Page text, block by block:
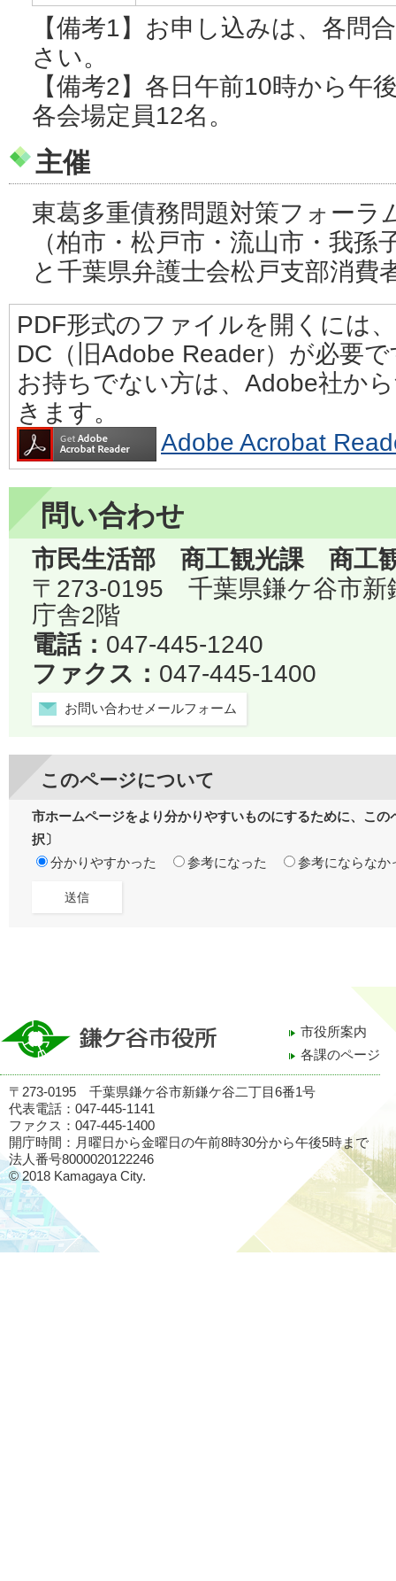
【備考1】お申し込みは、各問
さい。
【備考2】各日午前10時から午
各会場定員12名。
主催
東葛多重債務問題対策フォーラ
（柏市・松戸市・流山市・我
と千葉県弁護士会松戸支部消費
PDF形式のファイルを開くには
DC（旧Adobe Reader）が必要
お持ちでない方は、Adobe社か
きます。
Adobe Acrobat
問い合わせ
市民生活部 商工観光課 商工
〒273-0195 千葉県鎌ケ谷市
庁舎2階
電話： 047-445-1240
ファクス： 047-445-1400
お問い合わせメールフォーム
このページについて
市ホームページをより分かりやすいものにするために、こ
択〕
分かりやすかった
参考になった 参考にならなか
市役所案内
各課のページ
〒273-0195 千葉県鎌ケ谷市新鎌ケ谷二丁目6番1号
代表電話：047-445-1141
ファクス：047-445-1400
開庁時間：月曜日から金曜日の午前8時30分から午後5時まで
法人番号8000020122246
© 2018 Kamagaya City.